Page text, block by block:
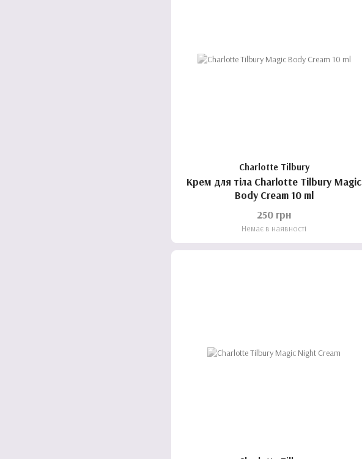
Charlotte Tilbury
Крем для тіла Charlotte Tilbury Magic
Body Cream 10 ml
250 грн
Немає в наявності